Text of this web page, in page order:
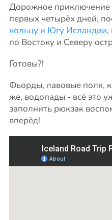
Дорожное приключение
первых четырёх дней,
кольцу и Югу Исландии,
по Востоку и Северу
Готовы?!
Фьорды, лавовые поля,
же, водопады - всё это
заполнить рюкзак
вперёд!